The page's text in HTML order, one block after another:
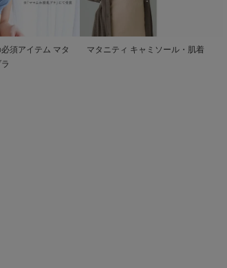
須アイテム マタ
マタニティ キャミソール・肌着